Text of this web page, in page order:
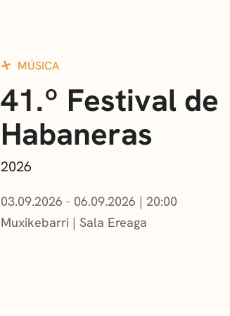
MÚSICA
41.º Festival de
Habaneras
2026
03.09.2026 - 06.09.2026 | 20:00
Muxikebarri | Sala Ereaga